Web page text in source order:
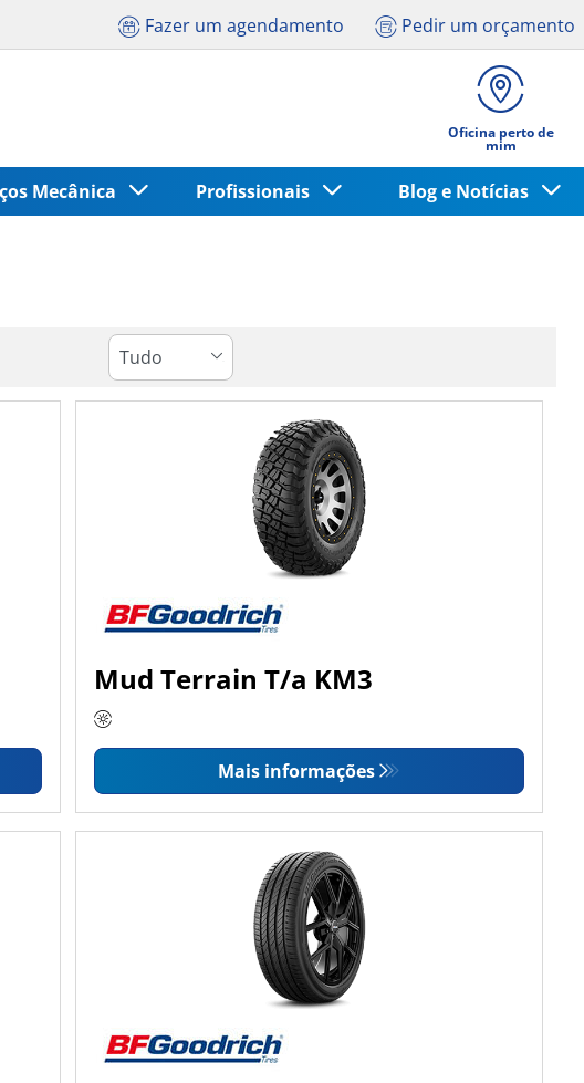
Fazer um agendamento Pedir um orçamento
Oficina perto de
mim
Mecânica Profissionais Blog e Notícias
Mud Terrain T/a KM3
Mais informações